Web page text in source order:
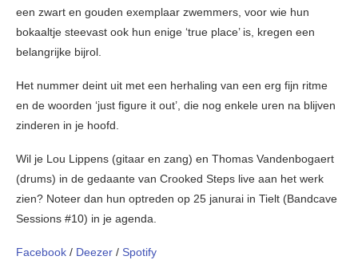
een zwart en gouden exemplaar zwemmers, voor wie hun
bokaaltje steevast ook hun enige ‘true place’ is, kregen een
belangrijke bijrol.
Het nummer deint uit met een herhaling van een erg fijn ritme
en de woorden ‘just figure it out’, die nog enkele uren na blijven
zinderen in je hoofd.
Wil je Lou Lippens (gitaar en zang) en Thomas Vandenbogaert
(drums) in de gedaante van Crooked Steps live aan het werk
zien? Noteer dan hun optreden op 25 janurai in Tielt (Bandcave
Sessions #10) in je agenda.
Facebook / Deezer / Spotify